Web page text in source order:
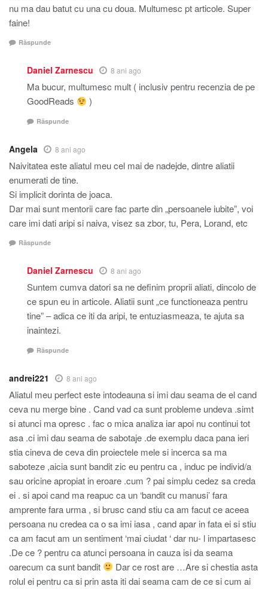
nu ma dau batut cu una cu doua. Multumesc pt articole. Super
faine!
Răspunde
Daniel Zarnescu 8 ani ago
Ma bucur, multumesc mult ( inclusiv pentru recenzia de pe
GoodReads
)
Răspunde
Angela 8 ani ago
Naivitatea este aliatul meu cel mai de nadejde, dintre aliatii
enumerati de tine.
Si implicit dorinta de joaca.
Dar mai sunt mentorii care fac parte din „persoanele iubite”, voi
care imi dati aripi si naiva, visez sa zbor, tu, Pera, Lorand, etc
Răspunde
Daniel Zarnescu 8 ani ago
Suntem cumva datori sa ne definim proprii aliati, dincolo de
ce spun eu in articole. Aliatii sunt „ce functioneaza pentru
tine” – adica ce iti da aripi, te entuziasmeaza, te ajuta sa
inaintezi.
Răspunde
andrei221 8 ani ago
Aliatul meu perfect este intodeauna si imi dau seama de el cand
ceva nu merge bine . Cand vad ca sunt probleme undeva .simt
si atunci ma opresc . fac o mica analiza iar apoi nu continui tot
asa .ci imi dau seama de sabotaje .de exemplu daca pana ieri
stia cineva de ceva din proiectele mele si incerca sa ma
saboteze ,aicia sunt bandit zic eu pentru ca , induc pe individ/a
sau oricine apropiat in eroare .cum ? pai simplu cedez sa creda
ei . si apoi cand ma reapuc ca un ‘bandit cu manusi’ fara
amprente fara urma , si brusc cand stiu ca am facut ce aceea
persoana nu credea ca o sa imi iasa , cand apar in fata ei si stiu
ca am facut am un sentiment ‘mai ciudat ‘ dar nu- l impartasesc
.De ce ? pentru ca atunci persoana in cauza isi da seama
oarecum ca sunt bandit
Dar ce rost are …Are si chestia asta
rolul ei pentru ca si prin asta iti dai seama cam de ce si cum ai